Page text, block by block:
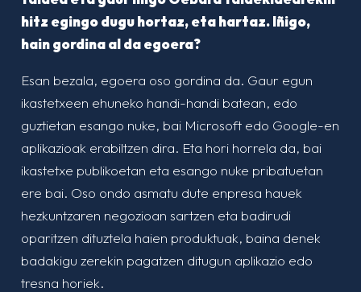
hitz egingo dugu hortaz, eta hartaz. Iñigo,
hain gordina al da egoera?
Esan bezala, egoera oso gordina da. Gaur egun
ikastetxeen ehuneko handi-handi batean, edo
guztietan esango nuke, bai Microsoft edo Google-en
aplikazioak erabiltzen dira. Eta hori horrela da, bai
ikastetxe publikoetan eta esango nuke pribatuetan
ere bai. Oso ondo asmatu dute enpresa hauek
hezkuntzaren negozioan sartzen eta badirudi
oparitzen dituztela haien produktuak, baina denek
badakigu zerekin pagatzen ditugun aplikazio edo
tresna horiek.